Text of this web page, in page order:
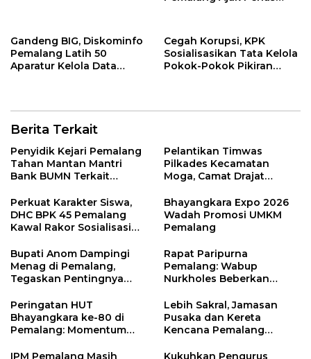
Gandeng BIG, Diskominfo
Pemalang Latih 50
Aparatur Kelola Data
Cegah Korupsi, KPK
Sosialisasikan Tata Kelola
Pokok-Pokok Pikiran
Berita Terkait
Penyidik Kejari Pemalang
Tahan Mantan Mantri
Bank BUMN Terkait
Pelantikan Timwas
Pilkades Kecamatan
Moga, Camat Drajat
Larangan
Perkuat Karakter Siswa,
DHC BPK 45 Pemalang
Kawal Rakor Sosialisasi
Petarukan
Bhayangkara Expo 2026
Wadah Promosi UMKM
Pemalang
Bupati Anom Dampingi
Menag di Pemalang,
Tegaskan Pentingnya
Nikah
Rapat Paripurna
Pemalang: Wabup
Nurkholes Beberkan
Masukan Fraksi DPRD
Peringatan HUT
Bhayangkara ke-80 di
Pemalang: Momentum
Kamtibmas
Lebih Sakral, Jamasan
Pusaka dan Kereta
Kencana Pemalang
Ndalem Notonagoro
IPM Pemalang Masih
Kukuhkan Pengurus